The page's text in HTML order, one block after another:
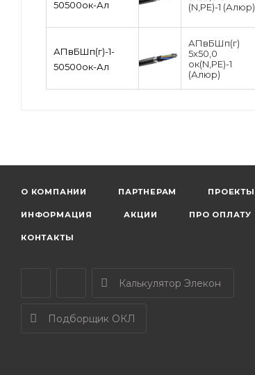
50500ок-Ал
(N,PE)-1 (Алюр)
АПвБШп(г)-1-
50500ок-Ал
АПвБШп(г)
5х50,0
ок(N,PE)-1
(Алюр)
О КОМПАНИИ ПАРТНЕРАМ ПРОЕКТЫ
ИНФОРМАЦИЯ АКЦИИ ПРО ОПЛАТУ
КОНТАКТЫ
Калькулятор Элекон
Подборщик ОКЛ